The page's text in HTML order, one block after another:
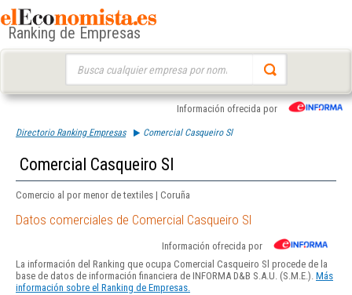
Ranking de Empresas
Información ofrecida por
Directorio Ranking Empresas Comercial Casqueiro Sl
Comercial Casqueiro Sl
Comercio al por menor de textiles | Coruña
Datos comerciales de Comercial Casqueiro Sl
Información ofrecida por
La información del Ranking que ocupa Comercial Casqueiro Sl procede de la
base de datos de información financiera de INFORMA D&B S.A.U. (S.M.E.). Más
información sobre el Ranking de Empresas.